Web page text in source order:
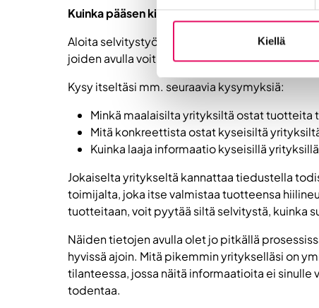
Kiellä
Kuinka pääsen kiinni yritykseni epäsuoriin
Aloita selvitystyö yksinkertaisesti. Tunnista
joiden avulla voit havainnollistaa tehokkaasti
Kysy itseltäsi mm. seuraavia kysymyksiä:
Minkä maalaisilta yrityksiltä ostat tuotteita
Mitä konkreettista ostat kyseisiltä
Kuinka laaja informaatio kyseisillä
Jokaiselta yritykseltä kannattaa tiedustella
toimijalta, joka itse valmistaa tuotteensa
tuotteitaan, voit pyytää siltä selvitystä, kuinka
Näiden tietojen avulla olet jo pitkällä
hyvissä ajoin. Mitä pikemmin yritykselläsi on
tilanteessa, jossa näitä informaatioita ei
todentaa.